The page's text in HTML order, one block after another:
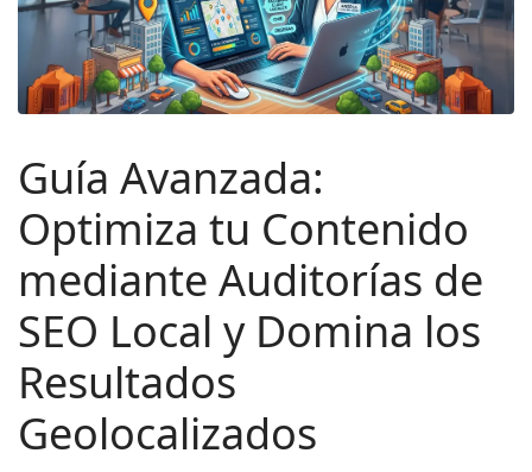
Guía Avanzada:
Optimiza tu Contenido
mediante Auditorías de
SEO Local y Domina los
Resultados
Geolocalizados